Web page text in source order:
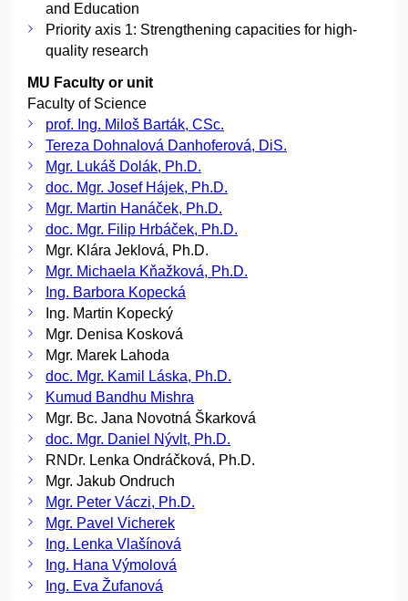
and Education
Priority axis 1: Strengthening capacities for high-
quality research
MU Faculty or unit
Faculty of Science
prof. Ing. Miloš Barták, CSc.
Tereza Dohnalová Danhoferová, DiS.
Mgr. Lukáš Dolák, Ph.D.
doc. Mgr. Josef Hájek, Ph.D.
Mgr. Martin Hanáček, Ph.D.
doc. Mgr. Filip Hrbáček, Ph.D.
Mgr. Klára Jeklová, Ph.D.
Mgr. Michaela Kňažková, Ph.D.
Ing. Barbora Kopecká
Ing. Martin Kopecký
Mgr. Denisa Kosková
Mgr. Marek Lahoda
doc. Mgr. Kamil Láska, Ph.D.
Kumud Bandhu Mishra
Mgr. Bc. Jana Novotná Škarková
doc. Mgr. Daniel Nývlt, Ph.D.
RNDr. Lenka Ondráčková, Ph.D.
Mgr. Jakub Ondruch
Mgr. Peter Váczi, Ph.D.
Mgr. Pavel Vicherek
Ing. Lenka Vlašínová
Ing. Hana Výmolová
Ing. Eva Žufanová